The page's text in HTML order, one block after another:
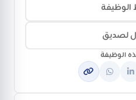
لصديق
الوظيفة